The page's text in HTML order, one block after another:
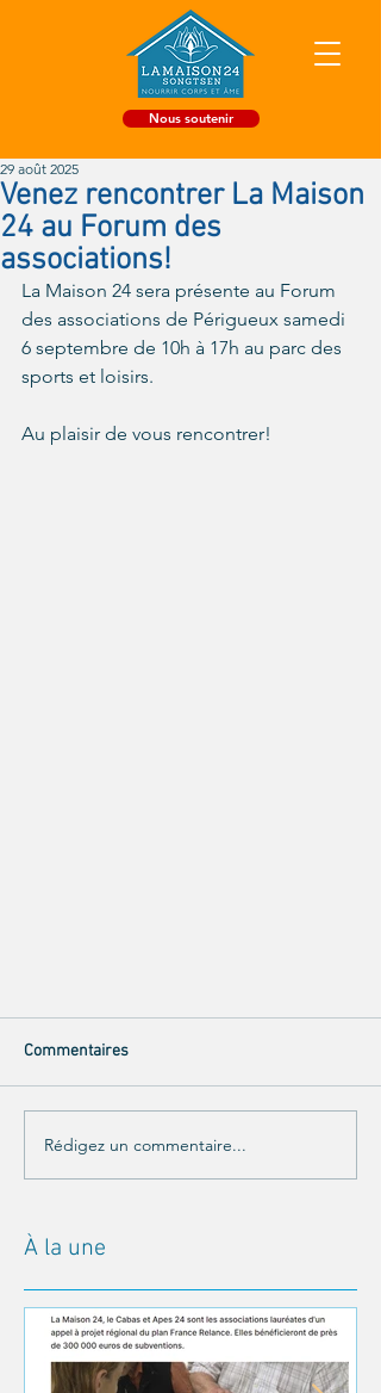
Nous soutenir
Venez rencontrer La Maison
24 au Forum des
associations!
29 août 2025
La Maison 24 sera présente au Forum
des associations de Périgueux samedi
6 septembre de 10h à 17h au parc des
sports et loisirs.
Au plaisir de vous rencontrer!
Commentaires
Rédigez un commentaire...
À la une